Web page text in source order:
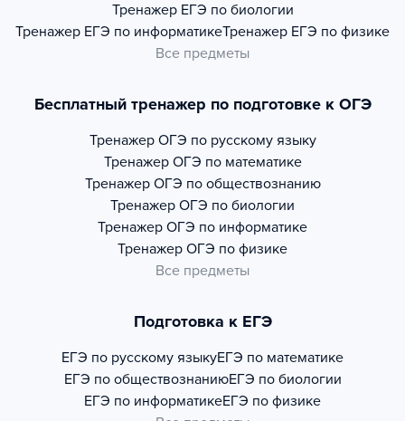
Тренажер ЕГЭ по биологии
Тренажер ЕГЭ по информатикеТренажер ЕГЭ по физике
Все предметы
Бесплатный тренажер по подготовке к ОГЭ
Тренажер ОГЭ по русскому языку
Тренажер ОГЭ по математике
Тренажер ОГЭ по обществознанию
Тренажер ОГЭ по биологии
Тренажер ОГЭ по информатике
Тренажер ОГЭ по физике
Все предметы
Подготовка к ЕГЭ
ЕГЭ по русскому языкуЕГЭ по математике
ЕГЭ по обществознаниюЕГЭ по биологии
ЕГЭ по информатикеЕГЭ по физике